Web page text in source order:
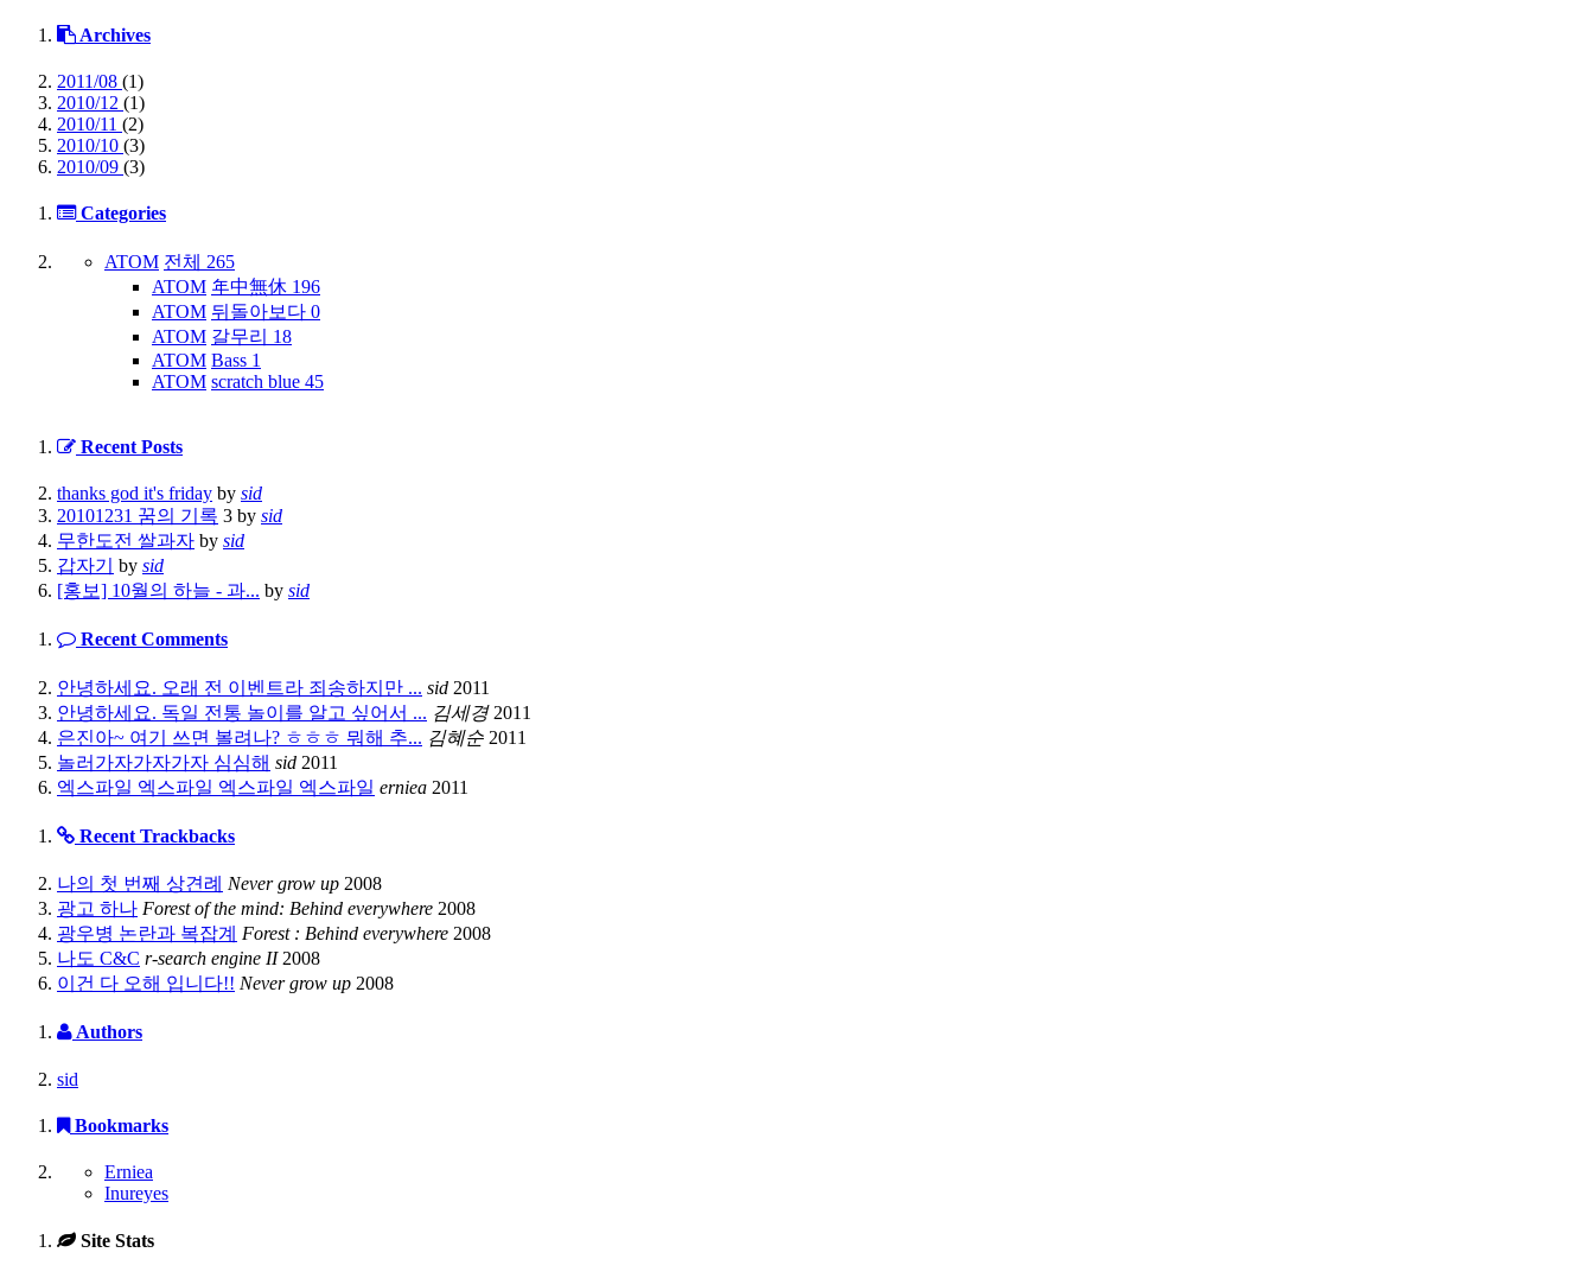
Archives
2011/08 (1)
2010/12 (1)
2010/11 (2)
2010/10 (3)
2010/09 (3)
Categories
ATOM 전체 265
ATOM 年中無休 196
ATOM 뒤돌아보다 0
ATOM 갈무리 18
ATOM Bass 1
ATOM scratch blue 45
Recent Posts
thanks god it's friday by sid
20101231 꿈의 기록 3 by sid
무한도전 쌀과자 by sid
갑자기
by sid
[홍보] 10월의 하늘 - 과... by sid
Recent Comments
안녕하세요. 오래 전 이벤트라 죄송하지만 ... sid 2011
안녕하세요. 독일 전통 놀이를 알고 싶어서 ... 김세경 2011
은진아~ 여기 쓰면 볼려나? ㅎㅎㅎ 뭐해 추... 김혜순 2011
놀러가자가자가자 심심해 sid 2011
엑스파일 엑스파일 엑스파일 엑스파일 erniea 2011
Recent Trackbacks
나의 첫 번째 상견례 Never grow up 2008
광고 하나 Forest of the mind: Behind everywhere 2008
광우병 논란과 복잡계 Forest : Behind everywhere 2008
나도 C&C r-search engine II 2008
이건 다 오해 입니다!! Never grow up 2008
Authors
sid
Bookmarks
Erniea
Inureyes
Site Stats